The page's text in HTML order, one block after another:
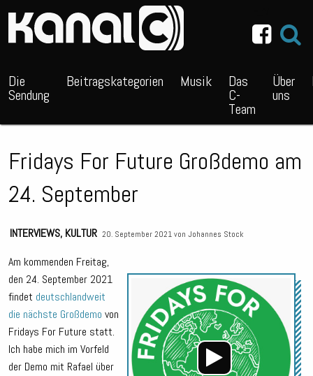
Die
Sendung
Beitragskategorien Musik Das
C-
Team
Über
uns
Fridays For Future Großdemo am
24. September
INTERVIEWS, KULTUR 20. September 2021 von Johannes Stock
Am kommenden Freitag,
den 24. September 2021
findet deutschlandweit
die nächste Großdemo von
Fridays For Future statt.
Ich habe mich im Vorfeld
der Demo mit Rafael über